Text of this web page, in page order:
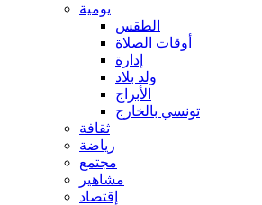
يومية
الطقس
أوقات الصلاة
إدارة
ولد بلاد
الأبراج
تونسي بالخارج
ثقافة
رياضة
مجتمع
مشاهير
إقتصاد